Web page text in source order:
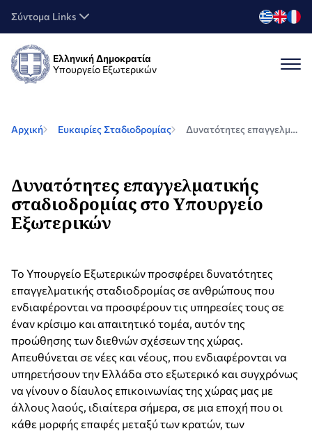
Σύντομα Links
Ελληνική Δημοκρατία
Υπουργείο Εξωτερικών
Αρχική Ευκαιρίες Σταδιοδρομίας Δυνατότητες επαγγελματικής σταδιοδρομίας στο Υπουργείο Εξωτερικών
Δυνατότητες επαγγελματικής
σταδιοδρομίας στο Υπουργείο
Εξωτερικών
Το Υπουργείο Εξωτερικών προσφέρει δυνατότητες
επαγγελματικής σταδιοδρομίας σε ανθρώπους που
ενδιαφέρονται να προσφέρουν τις υπηρεσίες τους σε
έναν κρίσιμο και απαιτητικό τομέα, αυτόν της
προώθησης των διεθνών σχέσεων της χώρας.
Απευθύνεται σε νέες και νέους, που ενδιαφέρονται να
υπηρετήσουν την Ελλάδα στο εξωτερικό και συγχρόνως
να γίνουν ο δίαυλος επικοινωνίας της χώρας μας με
άλλους λαούς, ιδιαίτερα σήμερα, σε μια εποχή που οι
κάθε μορφής επαφές μεταξύ των κρατών, των